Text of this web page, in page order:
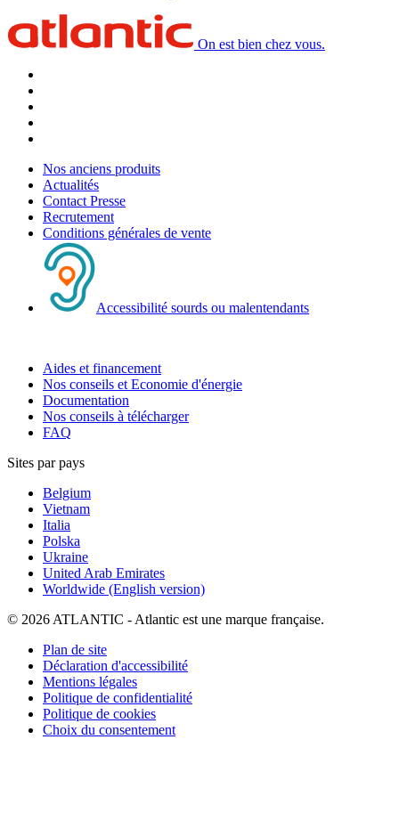
On est bien chez vous.
Nos anciens produits
Actualités
Contact Presse
Recrutement
Conditions générales de vente
Accessibilité sourds ou malentendants
Aides et financement
Nos conseils et Economie d'énergie
Documentation
Nos conseils à télécharger
FAQ
Sites par pays
Belgium
Vietnam
Italia
Polska
Ukraine
United Arab Emirates
Worldwide (English version)
© 2026 ATLANTIC - Atlantic est une marque française.
Plan de site
Déclaration d'accessibilité
Mentions légales
Politique de confidentialité
Politique de cookies
Choix du consentement